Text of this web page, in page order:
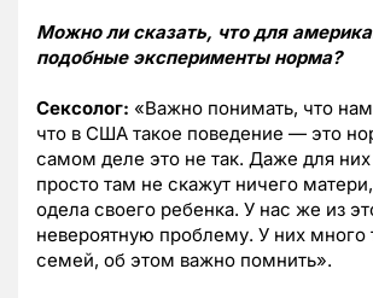
Можно ли сказать, что для
подобные эксперименты норма?
Сексолог: «Важно понимать, что
что в США такое поведение — это
самом деле это не так. Даже для
просто там не скажут ничего
одела своего ребенка. У нас же из
невероятную проблему. У них много
семей, об этом важно помнить».